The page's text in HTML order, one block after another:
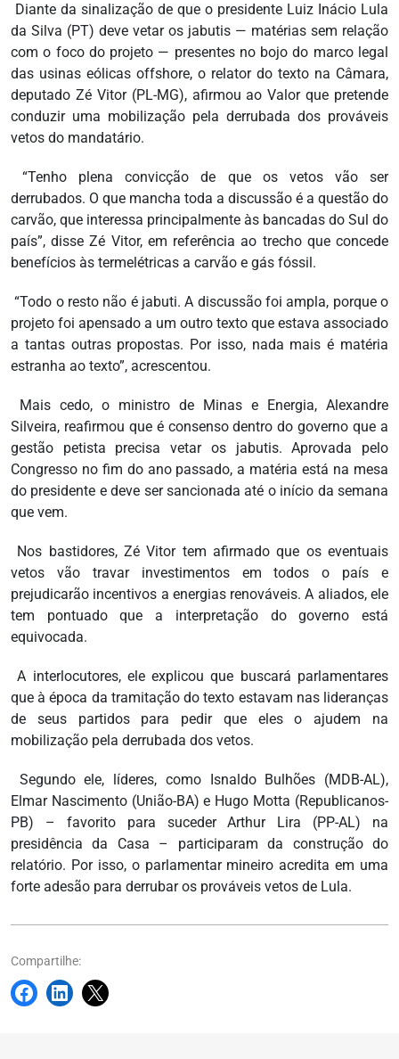
Diante da sinalização de que o presidente Luiz Inácio Lula
da Silva (PT) deve vetar os jabutis — matérias sem relação
com o foco do projeto — presentes no bojo do marco legal
das usinas eólicas offshore, o relator do texto na Câmara,
deputado Zé Vitor (PL-MG), afirmou ao Valor que pretende
conduzir uma mobilização pela derrubada dos prováveis
vetos do mandatário.
“Tenho plena convicção de que os vetos vão ser
derrubados. O que mancha toda a discussão é a questão do
carvão, que interessa principalmente às bancadas do Sul do
país”, disse Zé Vitor, em referência ao trecho que concede
benefícios às termelétricas a carvão e gás fóssil.
“Todo o resto não é jabuti. A discussão foi ampla, porque o
projeto foi apensado a um outro texto que estava associado
a tantas outras propostas. Por isso, nada mais é matéria
estranha ao texto”, acrescentou.
Mais cedo, o ministro de Minas e Energia, Alexandre
Silveira, reafirmou que é consenso dentro do governo que a
gestão petista precisa vetar os jabutis. Aprovada pelo
Congresso no fim do ano passado, a matéria está na mesa
do presidente e deve ser sancionada até o início da semana
que vem.
Nos bastidores, Zé Vitor tem afirmado que os eventuais
vetos vão travar investimentos em todos o país e
prejudicarão incentivos a energias renováveis. A aliados, ele
tem pontuado que a interpretação do governo está
equivocada.
A interlocutores, ele explicou que buscará parlamentares
que à época da tramitação do texto estavam nas lideranças
de seus partidos para pedir que eles o ajudem na
mobilização pela derrubada dos vetos.
Segundo ele, líderes, como Isnaldo Bulhões (MDB-AL),
Elmar Nascimento (União-BA) e Hugo Motta (Republicanos-
PB) – favorito para suceder Arthur Lira (PP-AL) na
presidência da Casa – participaram da construção do
relatório. Por isso, o parlamentar mineiro acredita em uma
forte adesão para derrubar os prováveis vetos de Lula.
Compartilhe: